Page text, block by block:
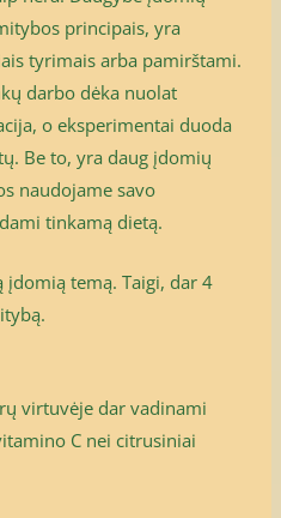
principais, yra
tyrimais arba pamirštami.
darbo dėka nuolat
o eksperimentai duoda
Be to, yra daug įdomių
naudojame savo
tinkamą dietą.
įdomią temą. Taigi, dar 4
virtuvėje dar vadinami
C nei citrusiniai